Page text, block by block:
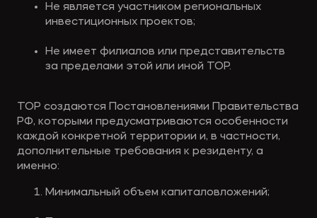
Не является участником региональных
инвестиционных проектов;
Не имеет филиалов или представительств
за пределами этой или иной ТОР.
ТОР создаются Постановлениями Правительства
РФ, которыми предусматриваются особенности
каждой конкретной территории и, в частности,
дополнительные требования к резиденту, а
именно:
Минимальный объем капиталовложений;